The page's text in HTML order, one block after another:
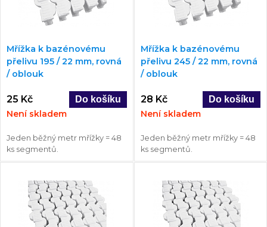
Mřížka k bazénovému
přelivu 195 / 22 mm, rovná
/ oblouk
25 Kč
Není skladem
Jeden běžný metr mřížky = 48
ks segmentů.
Mřížka k bazénovému
přelivu 245 / 22 mm, rovná
/ oblouk
28 Kč
Není skladem
Jeden běžný metr mřížky = 48
ks segmentů.